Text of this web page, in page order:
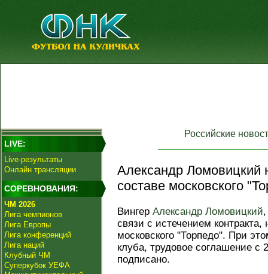
LIVE:
Live-результаты
Онлайн трансляции
СОРЕВНОВАНИЯ:
ЧМ 2026
Лига чемпионов
Лига Европы
Лига конференций
Лига наций
Клубный ЧМ
Суперкубок УЕФА
Российские
Александр Ломовицкий
составе московского
Вингер Александр Ломовицкий
связи с истечением
московского "Торпедо". При
клуба, трудовое соглашение с
подписано.